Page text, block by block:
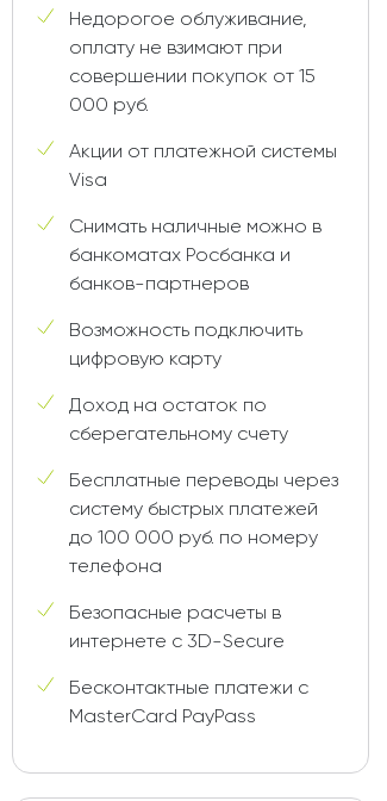
Недорогое облуживание,
оплату не взимают при
совершении покупок от 15
000 руб.
Акции от платежной системы
Visa
Снимать наличные можно в
банкоматах Росбанка и
банков-партнеров
Возможность подключить
цифровую карту
Доход на остаток по
сберегательному счету
Бесплатные переводы через
систему быстрых платежей
до 100 000 руб. по номеру
телефона
Безопасные расчеты в
интернете с 3D-Secure
Бесконтактные платежи с
MasterCard PayPass